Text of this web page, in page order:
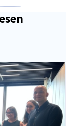
teilen